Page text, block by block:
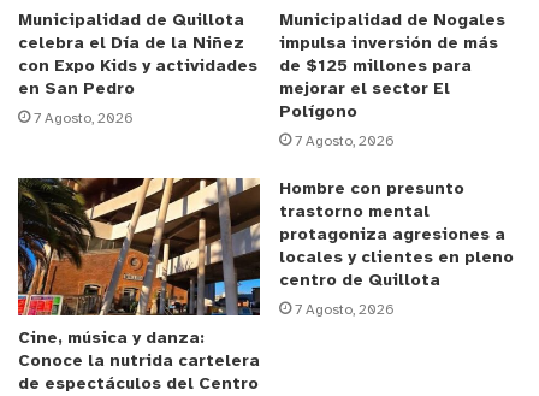
Anuncio Patrocinado
La iniciativa surgió gracias a la participación del
alcalde Oscar Calderón Sánchez hace algunos
meses en el 1er Encuentro Nacional de Biodiver
Ciudades, llevado a cabo en la región de Los Lagos.
La sesión tuvo por objetivo abordar desde un
enfoque de economía circular, la gestión integral
de residuos sólidos y el papel que juegan en la
protección de la biodiversidad local, con la
participación de más de 30 autoridades locales de
Chile, ministros de gobierno y ejecutivos del CAF.
Municipalidad de Quillota
celebra el Día de la Niñez
con Expo Kids y actividades
en San Pedro
7 Agosto, 2026
Municipalidad de Nogales
impulsa inversión de más
de $125 millones para
mejorar el sector El
Polígono
7 Agosto, 2026
Cine, música y danza:
Conoce la nutrida cartelera
de espectáculos del Centro
Hombre con presunto
trastorno mental
protagoniza agresiones a
locales y clientes en pleno
centro de Quillota
7 Agosto, 2026